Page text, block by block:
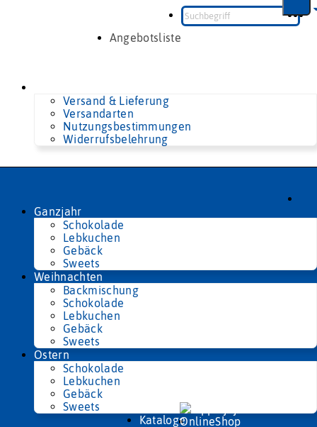
Angebotsliste
Versand & Lieferung
Versandarten
Nutzungsbestimmungen
Widerrufsbelehrung
Ganzjahr
Schokolade
Lebkuchen
Gebäck
Sweets
Weihnachten
Backmischung
Schokolade
Lebkuchen
Gebäck
Sweets
Ostern
Schokolade
Lebkuchen
Gebäck
Sweets
Kataloge